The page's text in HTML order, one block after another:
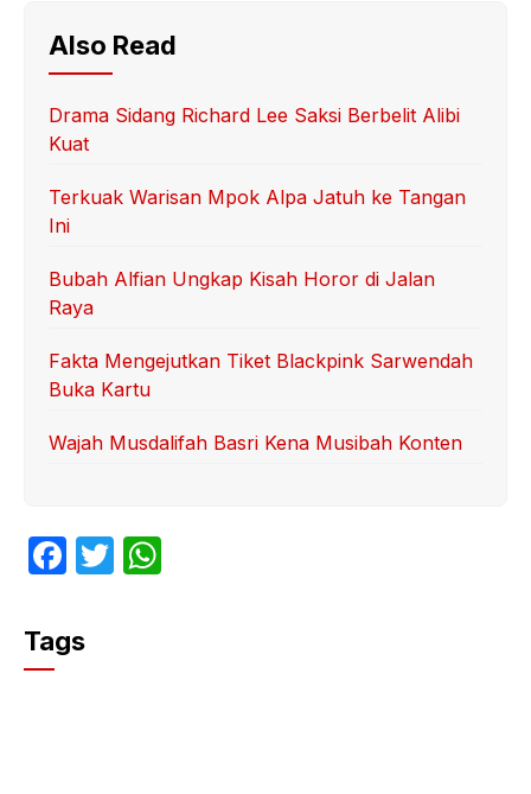
Also Read
Drama Sidang Richard Lee Saksi Berbelit Alibi
Kuat
Terkuak Warisan Mpok Alpa Jatuh ke Tangan
Ini
Bubah Alfian Ungkap Kisah Horor di Jalan
Raya
Fakta Mengejutkan Tiket Blackpink Sarwendah
Buka Kartu
Wajah Musdalifah Basri Kena Musibah Konten
F
c
e
T
Tags